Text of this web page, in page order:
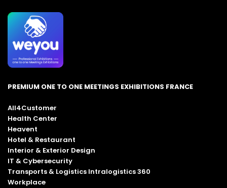
PREMIUM ONE TO ONE MEETINGS EXHIBITIONS FRANCE
All4Customer
Health Center
Heavent
Hotel & Restaurant
Interior & Exterior Design
IT & Cybersecurity
Transports & Logistics Intralogistics 360
Workplace